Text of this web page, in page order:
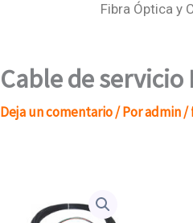
Fibra Óptica y
Cable de servicio
Deja un comentario/ Poradmin/